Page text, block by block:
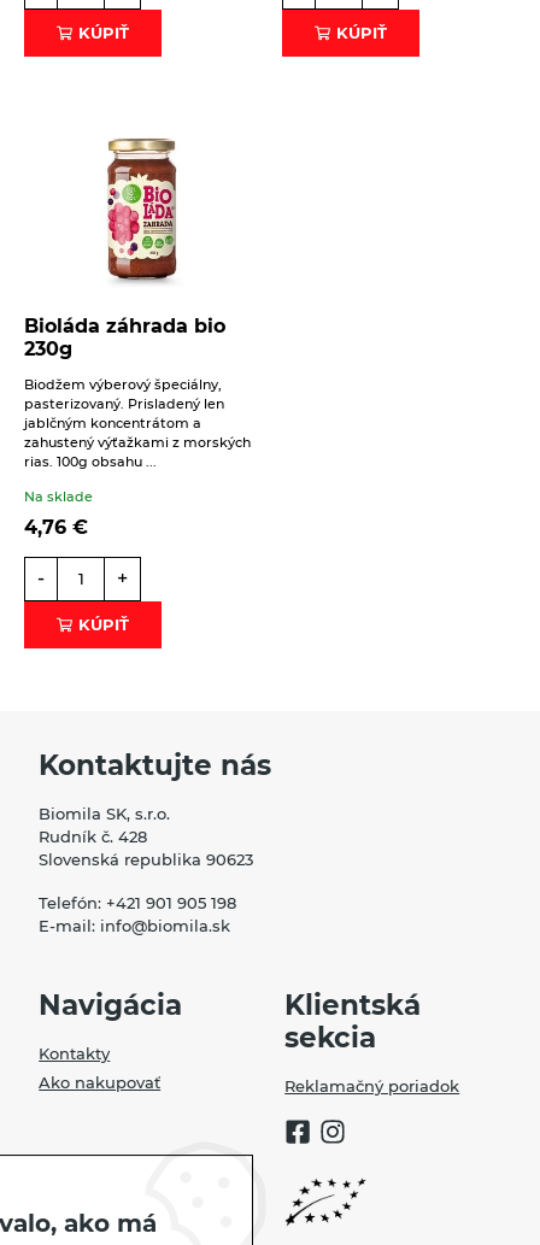
30. 6. 2022
Keď je cuketová sezóna, nesmie chýbať práve tento
koláčik. Vyskúšajte ...
ČÍTAŤ VIAC
16. 6. 2021
Sladké
ČÍTAŤ VIAC
KÚPIŤ KÚPIŤ
Bioláda záhrada bio
230g
Biodžem výberový špeciálny,
pasterizovaný. Prisladený len
jablčným koncentrátom a
zahustený výťažkami z morských
rias. 100g obsahu ...
Na sklade
4,76 €
- +
KÚPIŤ
Kontaktujte nás
Biomila SK, s.r.o.
Rudník č. 428
Slovenská republika 90623
Telefón: +421 901 905 198
E-mail: info@biomila.sk
Navigácia
Kontakty
Ako nakupovať
Klientská
sekcia
Reklamačný poriadok
ako má